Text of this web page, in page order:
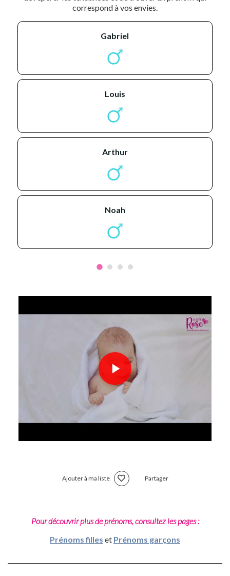
correspond à vos envies.
gabriel
louis
arthur
noah
Ajouter à ma liste Partager
Pour découvrir plus de prénoms, consultez les pages :
Prénoms filles et Prénoms garçons